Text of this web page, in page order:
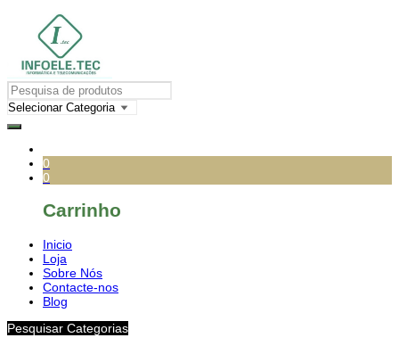
0
0
Carrinho
Inicio
Loja
Sobre Nós
Contacte-nos
Blog
Pesquisar Categorias